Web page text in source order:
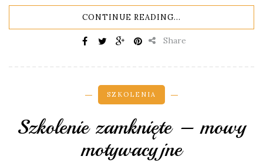
CONTINUE READING...
Share
SZKOLENIA
Szkolenie zamknięte – mowy
motywacyjne